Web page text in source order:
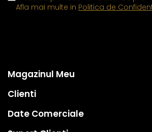
Afla mai multe in Politica de
Magazinul Meu
Clienti
Date Comerciale